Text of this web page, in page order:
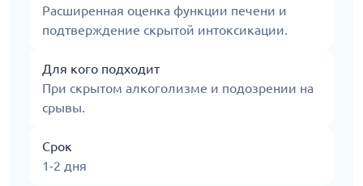
Расширенная оценка функции печени и
подтверждение скрытой интоксикации.
Для кого подходит
При скрытом алкоголизме и подозрении на
срывы.
Срок
1-2 дня